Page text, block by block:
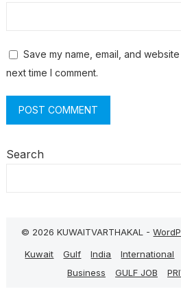
Save my name, email, and
next time I comment.
Search
© 2026 KUWAITVARTHAKAL -
Kuwait
Gulf India International
Business
GULF JOB